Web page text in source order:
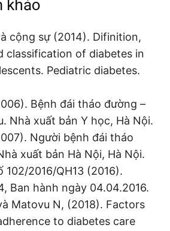
khảo
cộng sự (2014). Difinition,
classification of diabetes in
Pediatric diabetes.
Bệnh đái tháo đường –
Nhà xuất bản Y học, Hà Nội.
Người bệnh đái tháo
xuất bản Hà Nội, Hà Nội.
102/2016/QH13 (2016).
Ban hành ngày 04.04.2016.
Matovu N, (2018). Factors
to diabetes care